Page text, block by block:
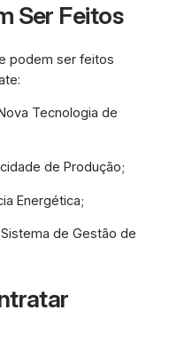
Ser Feitos
podem ser feitos
Tecnologia de
de Produção;
Energética;
de Gestão de